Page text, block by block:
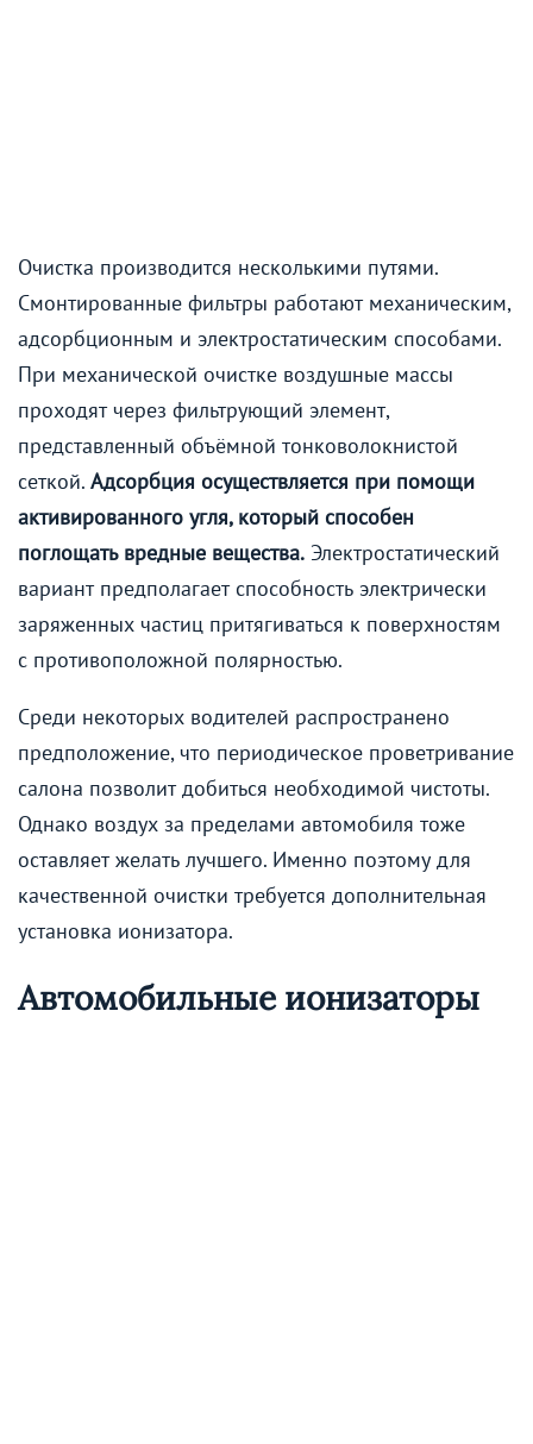
Очистка производится несколькими путями.
Смонтированные фильтры работают механическим,
адсорбционным и электростатическим способами.
При механической очистке воздушные массы
проходят через фильтрующий элемент,
представленный объёмной тонковолокнистой
сеткой. Адсорбция осуществляется при помощи
активированного угля, который способен
поглощать вредные вещества. Электростатический
вариант предполагает способность электрически
заряженных частиц притягиваться к поверхностям
с противоположной полярностью.
Среди некоторых водителей распространено
предположение, что периодическое проветривание
салона позволит добиться необходимой чистоты.
Однако воздух за пределами автомобиля тоже
оставляет желать лучшего. Именно поэтому для
качественной очистки требуется дополнительная
установка ионизатора.
Автомобильные ионизаторы